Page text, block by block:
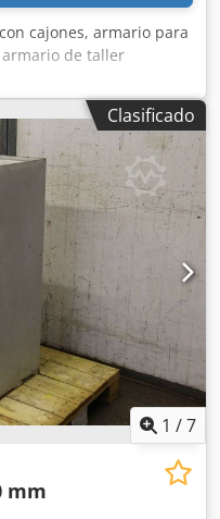
cajones, armario para
de taller
para herramientas: con
cajones:
superior abatible -
disponibles -
600/610/950
Clasificado
1 /7
mm